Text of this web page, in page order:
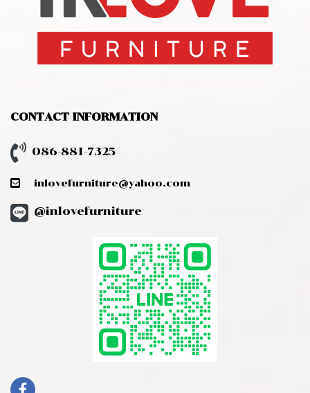
CONTACT INFORMATION
086-881-7325
inlovefurniture@yahoo.com
@inlovefurniture